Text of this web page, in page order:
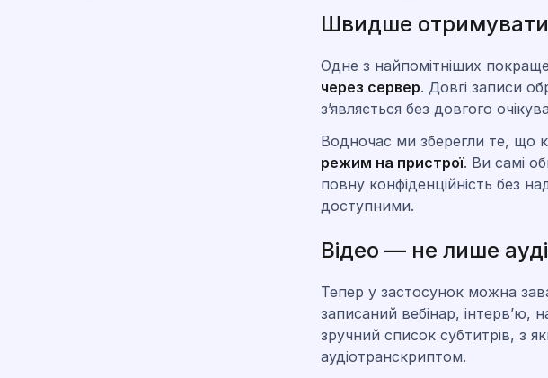
Швидше отримувати
Одне з найпомітніших
через сервер. Довгі записи
з’являється без довгого
Водночас ми зберегли те, що
режим на пристрої. Ви самі
повну конфіденційність без
доступними.
Відео — не лише
Тепер у застосунок можна
записаний вебінар,
зручний список субтитрів, з
аудіотранскриптом.